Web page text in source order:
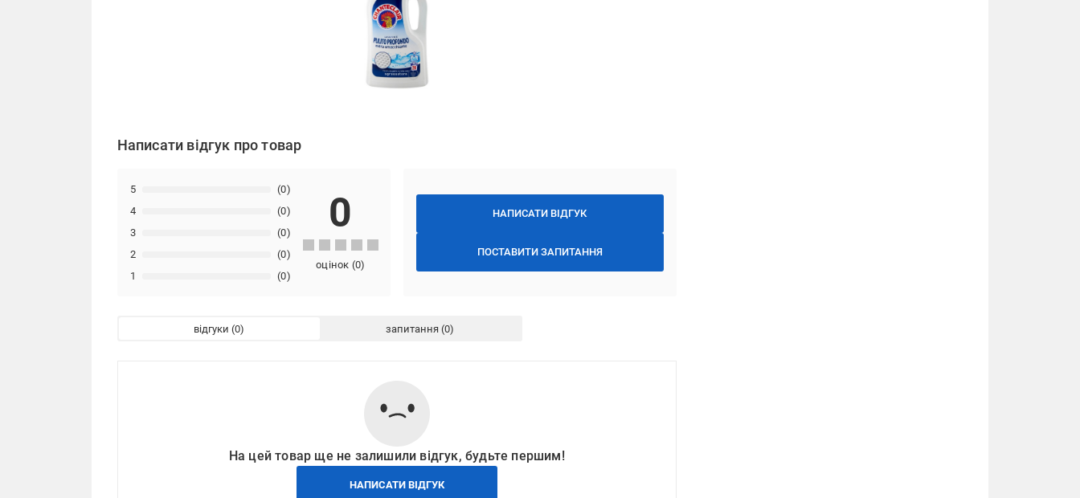
Написати відгук про товар
НАПИСАТИ ВІДГУК
ПОСТАВИТИ ЗАПИТАННЯ
1 (0)
2 (0)
3 (0)
4 (0)
5 (0)
0
оцінок (0)
відгуки запитання
На цей товар ще не залишили відгук, будьте першим!
НАПИСАТИ ВІДГУК